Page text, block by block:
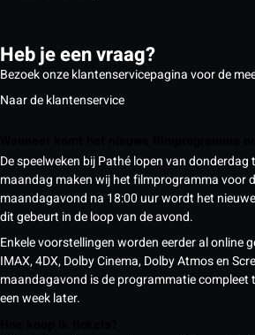
Heb je een vraag?
Bezoek onze klantenservicepagina voor de
Naar de klantenservice
De speelweken bij Pathé lopen van
maandag maken wij het filmprogramma voor
maandagavond na 18:00 uur wordt het
dit gebeurt in de loop van de avond.
Enkele voorstellingen worden eerder al online
IMAX, 4DX, Dolby Cinema, Dolby Atmos en
maandagavond is de programmatie compleet
een week later.